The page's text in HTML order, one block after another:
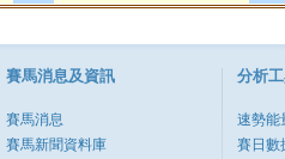
賽馬消息及資訊
賽馬消息
賽馬新聞資料庫
分析
速勢能
賽日數